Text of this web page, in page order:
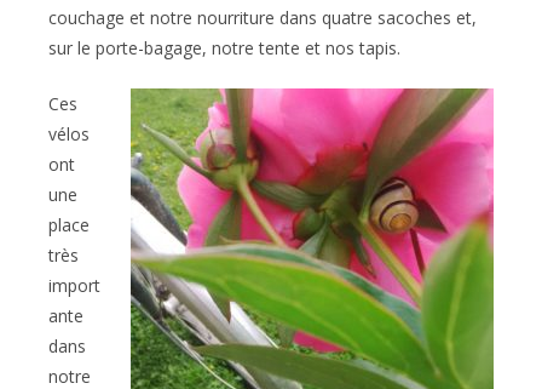
couchage et notre nourriture dans quatre sacoches et,
sur le porte-bagage, notre tente et nos tapis.
Ces
vélos
ont
une
place
très
import
ante
dans
notre